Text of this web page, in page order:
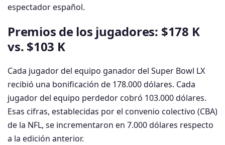
espectador español.
Premios de los jugadores: $178 K
vs. $103 K
Cada jugador del equipo ganador del Super Bowl LX
recibió una bonificación de 178.000 dólares. Cada
jugador del equipo perdedor cobró 103.000 dólares.
Esas cifras, establecidas por el convenio colectivo (CBA)
de la NFL, se incrementaron en 7.000 dólares respecto
a la edición anterior.